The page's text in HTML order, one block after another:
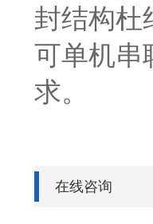
封结构杜
可单机串
求。
在线咨询